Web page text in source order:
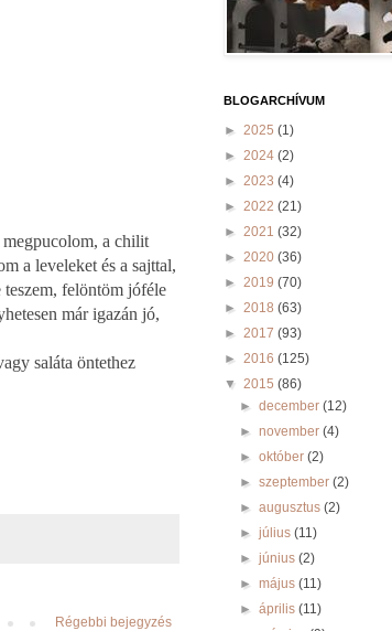
a chilit
a leveleket és a sajttal,
felöntöm jóféle
már igazán jó,
saláta öntethez
Régebbi bejegyzés
BLOGARCHÍVUM
► 2025 (1)
► 2024 (2)
► 2023 (4)
► 2022 (21)
► 2021 (32)
► 2020 (36)
► 2019 (70)
► 2018 (63)
► 2017 (93)
► 2016 (125)
▼ 2015 (86)
►december(12)
►november(4)
►október(2)
►szeptember(2)
►augusztus(2)
►július(11)
►június(2)
►május(11)
►április(11)